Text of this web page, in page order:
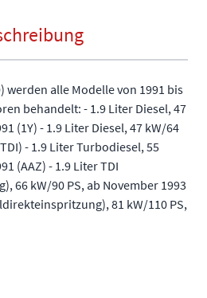
werden alle Modelle von 1991 bis
behandelt: - 1.9 Liter Diesel, 47
(1Y) - 1.9 Liter Diesel, 47 kW/64
- 1.9 Liter Turbodiesel, 55
(AAZ) - 1.9 Liter TDI
66 kW/90 PS, ab November 1993
81 kW/110 PS,